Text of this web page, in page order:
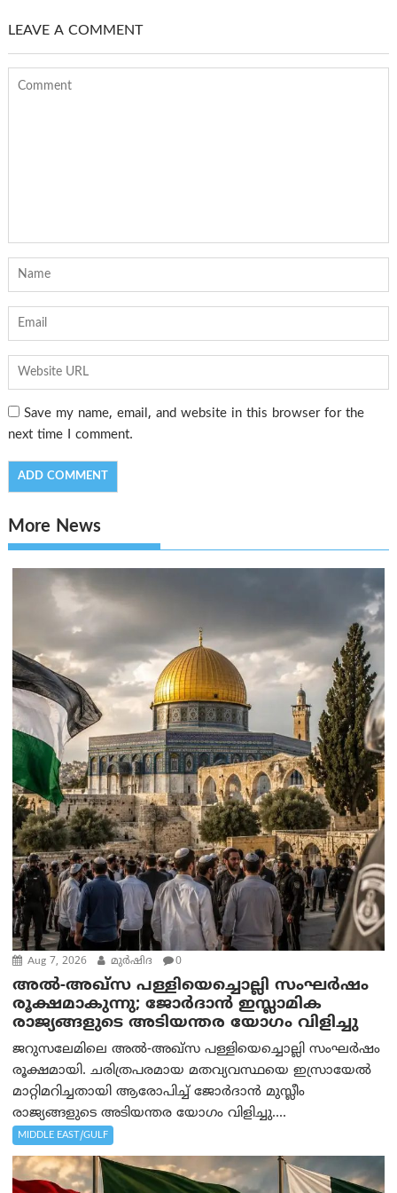
LEAVE A COMMENT
Save my name, email, and website in this browser for the
next time I comment.
More News
Aug 7, 2026 മുര്‍ഷിദ 0
അൽ-അഖ്‌സ പള്ളിയെച്ചൊല്ലി സംഘർഷം
രൂക്ഷമാകുന്നു; ജോർദാൻ ഇസ്ലാമിക
രാജ്യങ്ങളുടെ അടിയന്തര യോഗം വിളിച്ചു
ജറുസലേമിലെ അൽ-അഖ്‌സ പള്ളിയെച്ചൊല്ലി സംഘർഷം
രൂക്ഷമായി. ചരിത്രപരമായ മതവ്യവസ്ഥയെ ഇസ്രായേൽ
മാറ്റിമറിച്ചതായി ആരോപിച്ച് ജോർദാൻ മുസ്ലീം
രാജ്യങ്ങളുടെ അടിയന്തര യോഗം വിളിച്ചു....
MIDDLE EAST/GULF